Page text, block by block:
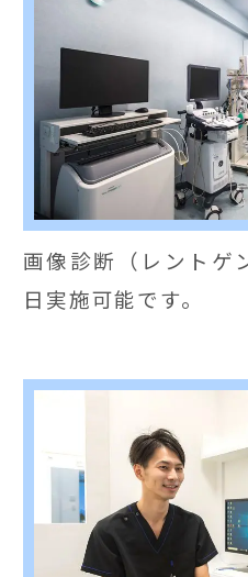
画像診断（レントゲ
日実施可能です。